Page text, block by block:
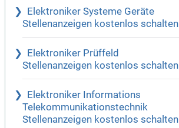
Elektroniker Systeme Geräte
Stellenanzeigen kostenlos schalten
Elektroniker Prüffeld
Stellenanzeigen kostenlos schalten
Elektroniker Informations
Telekommunikationstechnik
Stellenanzeigen kostenlos schalten